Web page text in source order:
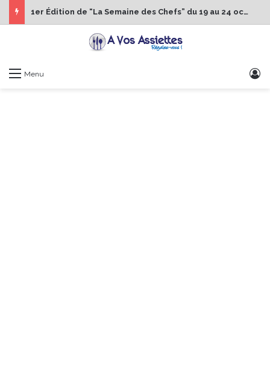
1er Édition de “La Semaine des Chefs” du 19 au 24 octobre 2026
Menu